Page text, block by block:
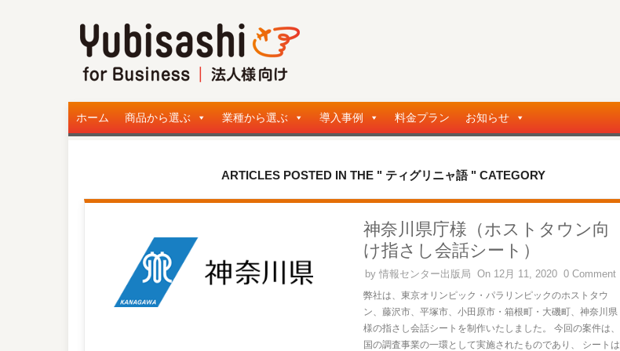
ホーム 商品から選ぶ 業種から選ぶ 導入事例 料金プラン お知らせ
ARTICLES POSTED IN THE " ティグリニャ語 " CATEGORY
神奈川県庁様（ホストタウン向
け指さし会話シート）
by 情報センター出版局 On 12月 11, 2020 0 Comment
弊社は、東京オリンピック・パラリンピックのホストタウ
ン、藤沢市、平塚市、小田原市・箱根町・大磯町、神奈川県
様の指さし会話シートを制作いたしました。 今回の案件は、
国の調査事業の一環として実施されたものであり、 シートは